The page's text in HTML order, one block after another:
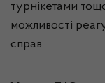
турнікетами
можливості
справ.